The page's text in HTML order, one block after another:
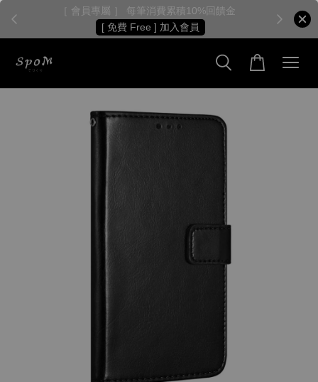
［ 會員專屬 ］ 每筆消費累積10%回饋金
[ 免費 Free ] 加入會員